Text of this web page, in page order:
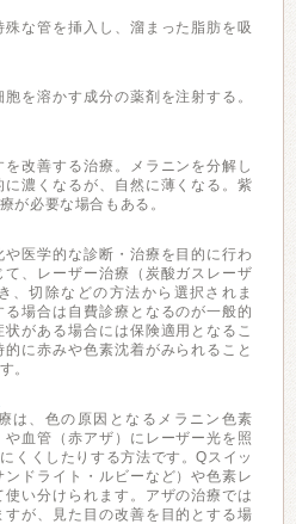
な管を挿入し、溜まった脂肪を吸
を溶かす成分の薬剤を注射する。
改善する治療。メラニンを分解し
濃くなるが、自然に薄くなる。紫
が必要な場合もある。
医学的な診断・治療を目的に行わ
、レーザー治療（炭酸ガスレーザ
、切除などの方法から選択されま
場合は自費診療となるのが一般的
がある場合には保険適用となるこ
に赤みや色素沈着がみられること
。
は、色の原因となるメラニン色素
や血管（赤アザ）にレーザー光を照
くくしたりする方法です。Qスイッ
ドライト・ルビーなど）や色素レ
い分けられます。アザの治療では
が、見た目の改善を目的とする場